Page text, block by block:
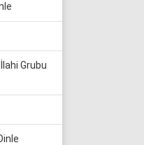
Grubu